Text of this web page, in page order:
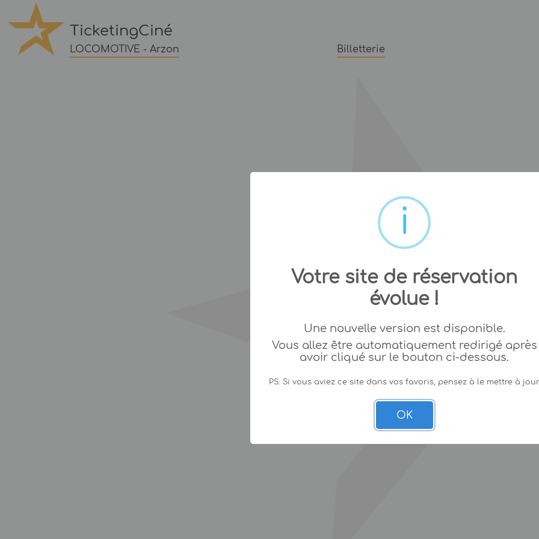
TicketingCiné
LOCOMOTIVE - Arzon Billetterie
Votre site de réservation
évolue !
Une nouvelle version est disponible.
Vous allez être automatiquement redirigé après
avoir cliqué sur le bouton ci-dessous.
PS: Si vous aviez ce site dans vos favoris, pensez à le mettre à
OK